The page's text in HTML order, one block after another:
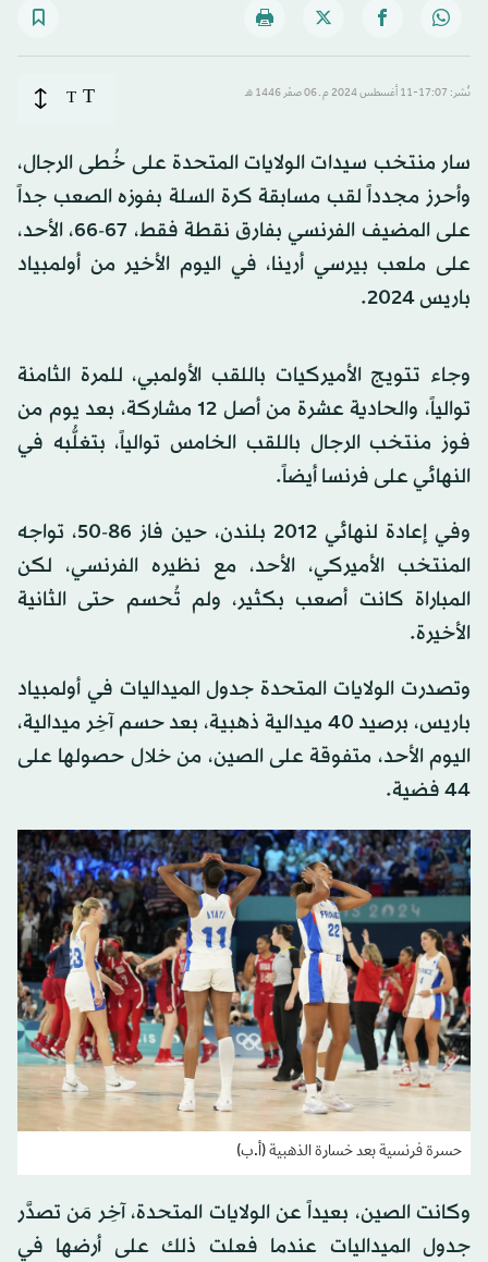
نُشر: 17:07-11 أغسطس 2024 م ـ 06 صفَر 1446 هـ T
T
سار منتخب سيدات الولايات المتحدة على خُطى الرجال،
وأحرز مجدداً لقب مسابقة كرة السلة بفوزه الصعب جداً
على المضيف الفرنسي بفارق نقطة فقط، 67-66، الأحد،
على ملعب بيرسي أرينا، في اليوم الأخير من أولمبياد
باريس 2024.
وجاء تتويج الأميركيات باللقب الأولمبي، للمرة الثامنة
توالياً، والحادية عشرة من أصل 12 مشاركة، بعد يوم من
فوز منتخب الرجال باللقب الخامس توالياً، بتغلُّبه في
النهائي على فرنسا أيضاً.
وفي إعادة لنهائي 2012 بلندن، حين فاز 86-50، تواجه
المنتخب الأميركي، الأحد، مع نظيره الفرنسي، لكن
المباراة كانت أصعب بكثير، ولم تُحسم حتى الثانية
الأخيرة.
وتصدرت الولايات المتحدة جدول الميداليات في أولمبياد
باريس، برصيد 40 ميدالية ذهبية، بعد حسم آخِر ميدالية،
اليوم الأحد، متفوقة على الصين، من خلال حصولها على
44 فضية.
حسرة فرنسية بعد خسارة الذهبية (أ.ب)
وكانت الصين، بعيداً عن الولايات المتحدة، آخِر مَن تصدَّر
جدول الميداليات عندما فعلت ذلك على أرضها في